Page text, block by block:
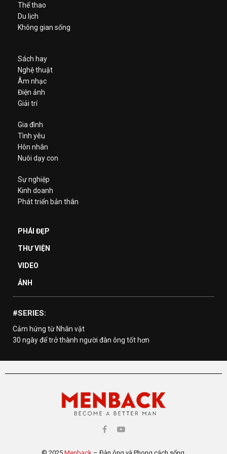
Thể thao
Du lịch
Không gian sống
Sách hay
Nghệ thuật
Âm nhạc
Điện ảnh
Giải trí
Gia đình
Tình yêu
Hôn nhân
Nuôi dạy con
Sự nghiệp
Kinh doanh
Phát triển bản thân
PHÁI ĐẸP
THƯ VIỆN
VIDEO
ẢNH
#SERIES:
Cảm hứng từ Nhân vật
30 ngày để trở thành người đàn ông tốt hơn